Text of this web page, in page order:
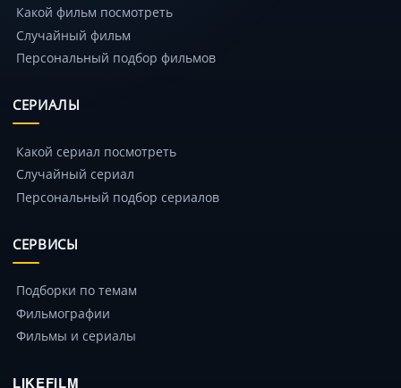
Какой фильм посмотреть
Случайный фильм
Персональный подбор фильмов
СЕРИАЛЫ
Какой сериал посмотреть
Случайный сериал
Персональный подбор сериалов
СЕРВИСЫ
Подборки по темам
Фильмографии
Фильмы и сериалы
LIKEFILM